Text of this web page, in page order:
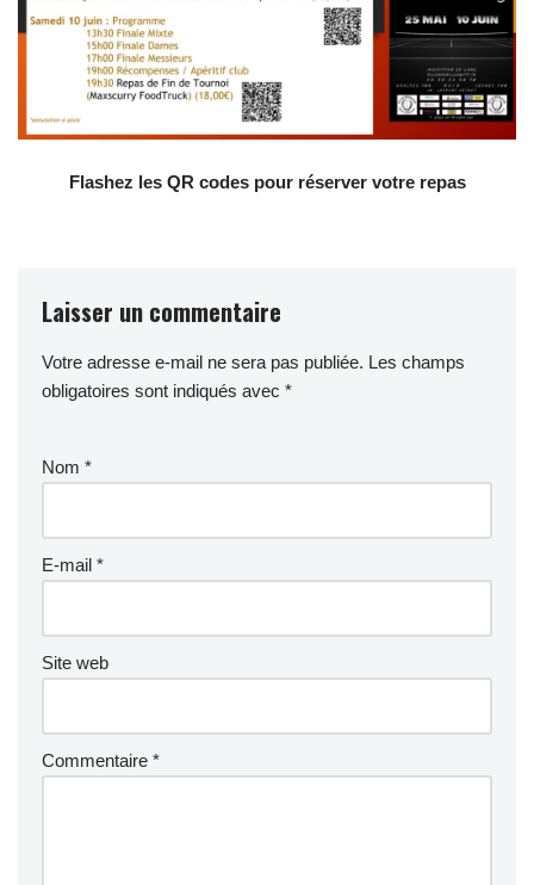
Flashez les QR codes pour réserver votre repas
Laisser un commentaire
Votre adresse e-mail ne sera pas publiée. Les champs
obligatoires sont indiqués avec *
Nom *
E-mail *
Site web
Commentaire *